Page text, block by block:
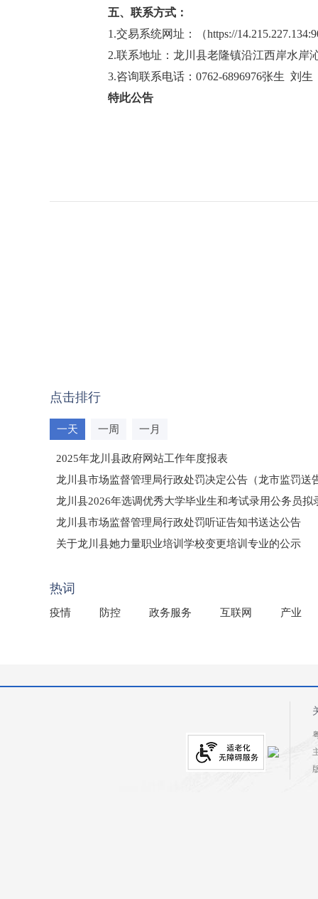
五、联系方式：
1.交易系统网址：（https://
2.联系地址：龙川县老隆镇沿江西岸水岸
3.咨询联系电话：0762-6896976张生 刘生
特此公告
点击排行
一天 一周 一月
2025年龙川县政府网站工作年度报表
龙川县市场监督管理局行政处罚决定公告（龙市监罚送
龙川县2026年选调优秀大学毕业生和考试录用公务员拟
龙川县市场监督管理局行政处罚听证告知书送达公告
（龙市监罚送告〔2026〕71号）
关于龙川县她力量职业培训学校变更培训专业的公示
热词
疫情 防控 政务服务 互联网 产业